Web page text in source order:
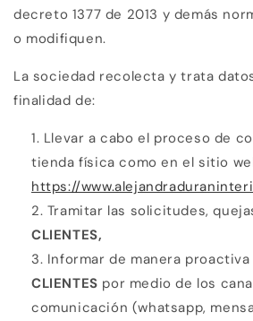
decreto 1377 de 2013 y demás
o modifiquen.
La sociedad recolecta y trata
finalidad de:
Llevar a cabo el proceso de
tienda física como en el sitio
https://
Tramitar las solicitudes,
CLIENTES,
Informar de manera
CLIENTES por medio de los
comunicación (whatsapp,